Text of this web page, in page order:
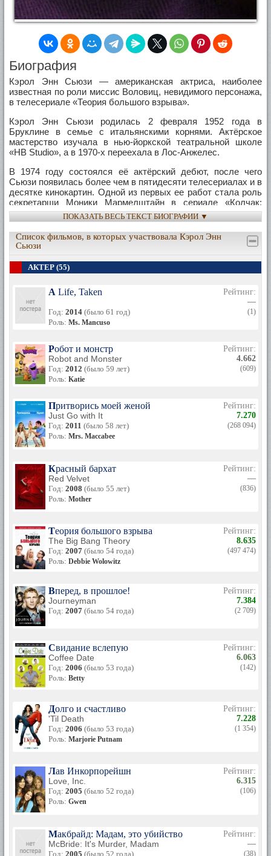
Биография
Кэрол Энн Сьюзи — американская актриса, наиболее
известная по роли миссис Воловиц, невидимого персонажа,
в телесериале «Теория большого взрыва».
Кэрол Энн Сьюзи родилась 2 февраля 1952 года в
Бруклине в семье с итальянскими корнями. Актёрское
мастерство изучала в нью-йоркской театральной школе
«HB Studio», а в 1970-х переехала в Лос-Анжелес.
В 1974 году состоялся её актёрский дебют, после чего
Сьюзи появилась более чем в пятидесяти телесериалах и в
десятке кинокартин. Одной из первых ее работ стала роль
секретарши Моники Мармелштайн в сериале «Колчак:
Ночной охотник». Среди её работ на телевидении участие в
таких сериалах как «Женаты… с детьми», «Без ума от
тебя», «Скорая помощь», «Сабрина — маленькая ведьма»,
«Журнал мод», «Шоу 70−х», «Клиент всегда мертв» и
фильмах «Неприличное везение» (1987), «Секрет моего
успеха» (1987), «Смерть ей к лицу» (1992), «Кошки против
Кэрол Энн Сьюзи скончалась от рака в ноябре 2014 года в
возрасте 62 лет.
ПОКАЗАТЬ ВЕСЬ ТЕКСТ БИОГРАФИИ ▼
Список фильмов, в которых участвовала Кэрол Энн
Сьюзи
АКТЕР (55)
A Life, Taken
Год: 2014 (было 61 год)
Роль: Ms. Mancuso
Рейтинг:
—
(1)
Робот и монстр
Robot and Monster
Год: 2012 (было 59 лет)
Роль: Katie
Рейтинг:
4.662
(609)
Притворись моей женой
Just Go with It
Год: 2011 (было 58 лет)
Роль: Mrs. Maccabee
Рейтинг:
7.270
(268 094)
Красный бархат
Red Velvet
Год: 2008 (было 55 лет)
Роль: Mother
Рейтинг:
—
(836)
Теория большого взрыва
The Big Bang Theory
Год: 2007 (было 54 года)
Роль: Debbie Wolowitz
Рейтинг:
8.635
(497 474)
Вперед, в прошлое!
Journeyman
Год: 2007 (было 54 года)
Рейтинг:
7.384
(2 709)
Свидание вслепую
Coffee Date
Год: 2006 (было 53 года)
Роль: Betty
Рейтинг:
6.063
(142)
Долго и счастливо
'Til Death
Год: 2006 (было 53 года)
Роль: Marjorie Putnam
Рейтинг:
7.228
(1 354)
Лав Инкорпорейшн
Love, Inc.
Год: 2005 (было 52 года)
Роль: Gwen
Рейтинг:
6.315
(106)
Макбрайд: Мадам, это убийство
McBride: It's Murder, Madam
Год: 2005 (было 52 года)
Рейтинг:
—
(38)